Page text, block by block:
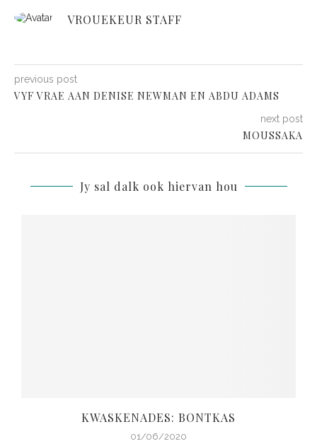
VROUEKEUR STAFF
previous post
VYF VRAE AAN DENISE NEWMAN EN ABDU ADAMS
next post
MOUSSAKA
Jy sal dalk ook hiervan hou
KWASKENADES: BONTKAS
01/06/2020